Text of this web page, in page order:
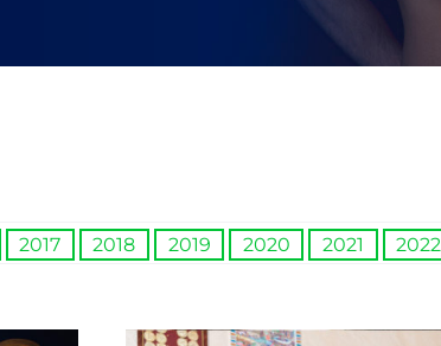
2017 2018 2019 2020 2021 2022